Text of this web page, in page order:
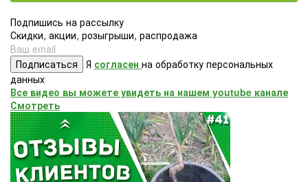
Подпишись на рассылку
Скидки, акции, розыгрыши, распродажа
Подписаться Я согласен на обработку персональных
данных
Все видео вы можете увидеть на нашем youtube канале
Смотреть